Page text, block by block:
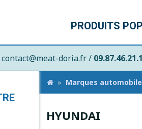
PRODUITS
contact@meat-doria.fr /
Marques
HYUNDAI